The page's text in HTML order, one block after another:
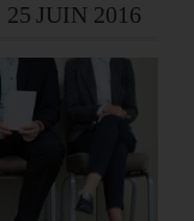
25 JUIN 2016